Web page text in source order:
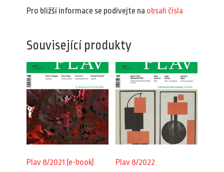
Pro bližší informace se podívejte na obsah čísla
Související produkty
Plav 8/2021 (e-book) Plav 8/2022